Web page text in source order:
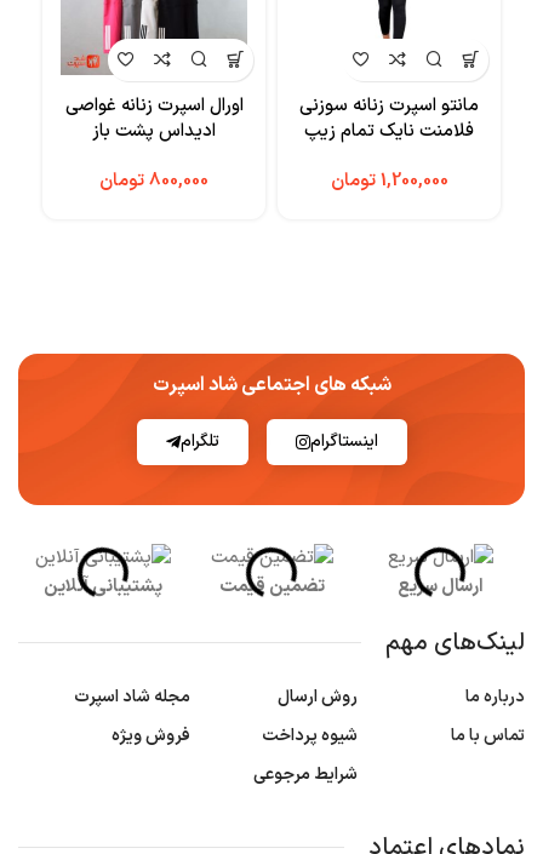
مانتو اسپرت زنانه سوزنی
فلامنت نایک تمام زیپ
تومان
اورال اسپرت زنانه غواصی
ادیداس پشت باز
تومان
شبکه های اجتماعی شاد اسپرت
اینستاگرام تلگرام
ارسال سریع تضمین قیمت پشتیبانی آنلاین
لینک‌های مهم
درباره ما
تماس با ما
روش ارسال
شیوه پرداخت
شرایط مرجوعی
مجله شاد اسپرت
فروش ویژه